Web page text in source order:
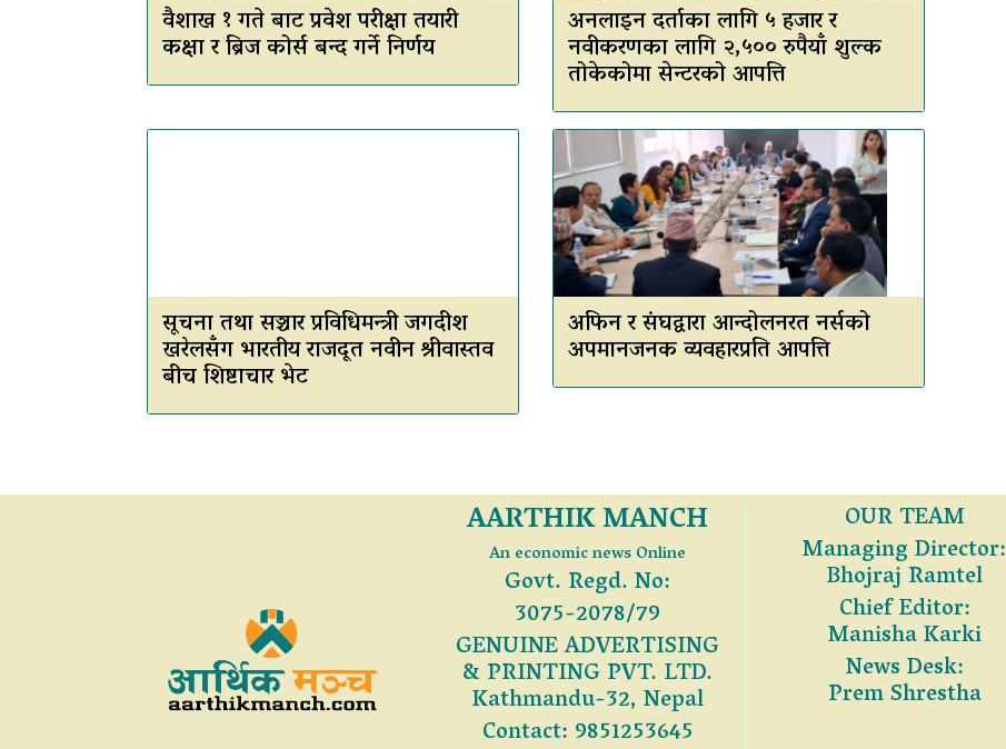
वैशाख १ गते बाट प्रवेश परीक्षा तयारी
कक्षा र ब्रिज कोर्स बन्द गर्ने निर्णय
अनलाइन दर्ताका लागि ५ हजार र
नवीकरणका लागि २,५०० रुपैयाँ शुल्क
तोकेकोमा सेन्टरको आपत्ति
सूचना तथा सञ्चार प्रविधिमन्त्री जगदीश
खरेलसँग भारतीय राजदूत नवीन श्रीवास्तव
बीच शिष्टाचार भेट
अफिन र संघद्वारा आन्दोलनरत नर्सको
अपमानजनक व्यवहारप्रति आपत्ति
AARTHIK MANCH
An economic news Online
Govt. Regd. No:
3075-2078/79
GENUINE ADVERTISING
& PRINTING PVT. LTD.
Kathmandu-32, Nepal
Contact: 9851253645
OUR TEAM
Managing Director:
Bhojraj Ramtel
Chief Editor:
Manisha Karki
News Desk:
Prem Shrestha